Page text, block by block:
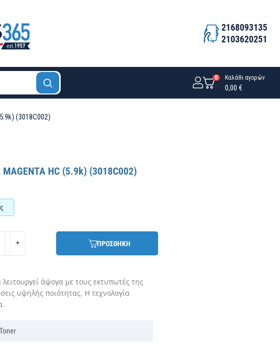
2168093135
2103620251
0 Καλάθι αγορών
0,00 €
(3018C002)
MAGENTA HC (5.9k) (3018C002)
ΠΡΟΣΘΗΚΗ
άψογα με τους εκτυπωτές της
υψηλής ποιότητας. Η τεχνολογία
Toner